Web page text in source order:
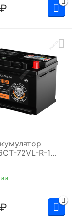
₽
72VL-R-1
₽